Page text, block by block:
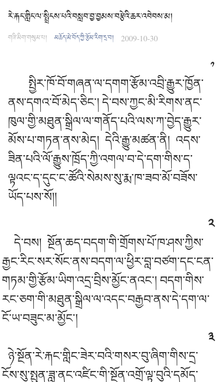
རེ་རྐང་གླིང་ལ་སྤྲིངས་པའི་བསླབ་བྱ་བྱམས་བརྩེའི་ཆར་འབེབས་མ།
གཟི་མིག་གསུམ་པ། མཆོད་མེ་བོད་ཀྱི་རྩོམ་རིག་དྲ་བ། 2009-10-30
༡
སྤྱིར་ཁོ་བོ་གཞན་ལ་དགག་རྩོམ་འབྲི་རྒྱུར་ཁྱོན་
ནས་དགའ་བོ་མེད་ཅིང་། དེ་བས་ཀྱང་མི་རིགས་ནང་
ཁུལ་གྱི་མཐུན་སྒྲིལ་ལ་གནོད་པའི་ལས་ཀ་བྱེད་རྒྱུར་
མོས་པ་གཏན་ནས་མེད། དེའི་རྒྱུ་མཚན་ནི། འདས་
ཟིན་པའི་ལོ་རྒྱུས་ཁྲོད་ཀྱི་འགལ་བ་དེ་དག་གིས་ད་
ལྟའང་ད་དུང་ང་ཚོའི་སེམས་སུ་རྨ་ཁ་ཟབ་མོ་བཟོས་
ཡོད་པས་སོ།།
༢
དེ་བས། སྔོན་ཆད་བདག་གི་གྲོགས་པོ་ཁ་ཤས་ཀྱིས་
རྒྱང་རིང་སར་སོང་ནས་བདག་ལ་ཕྱིར་བླ་བཙག་དང་ངན་
གཏམ་གྱི་རྩོམ་ཡིག་འདྲ་བྲིས་མྱོང་ནའང་། བདག་གིས་
རང་ཅག་གི་མཐུན་སྒྲིལ་ལ་འདང་བརྒྱབ་ནས་དེ་དག་ལ་
ངོ་ཡ་བཟུང་མ་མྱོང་།
༣
ཉེ་སྔོན་རེ་རྐང་གླིང་ཟེར་བའི་གསར་བུ་ཞིག་གིས་དྲ་
ངོས་སུ་སྤུན་ཟླ་ནང་འཛིང་གི་སྔོན་འགྲོ་ལྟ་བུའི་དམོད་